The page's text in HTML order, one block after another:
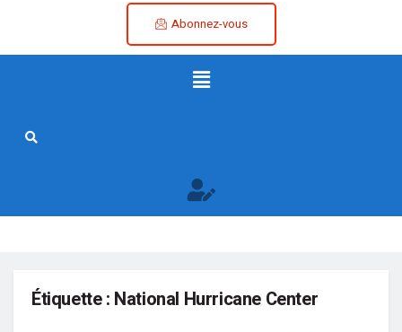
Abonnez-vous
Étiquette : National Hurricane Center